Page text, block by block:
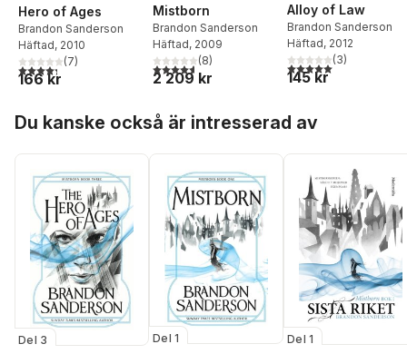
Hero of Ages
Brandon Sanderson
Häftad, 2010
4,3utav 5 stjärnor. Totalt antal röster:
(7)
166 kr
Mistborn
Brandon Sanderson
Häftad, 2009
4,6utav 5 stjärnor. Totalt antal röster:
(8)
2 209 kr
Alloy of Law
Brandon Sanderson
Häftad, 2012
5,0utav 5 stjärnor.
(3)
145 kr
Du kanske också är intresserad av
Del 3 Del 1 Del 1